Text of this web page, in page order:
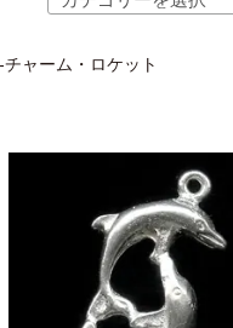
ャーム・ロケット